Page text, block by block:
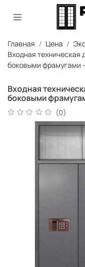
Главная Цена
Входная техническая
боковыми фрамугами
Входная
боковыми
(0)